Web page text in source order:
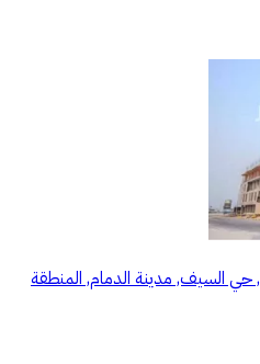
شقة للإيجار في شارع 17953543, حي السيف, مدينة الدمام, المنطقة